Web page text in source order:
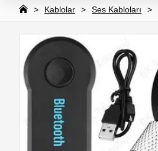
Kablolar Ses Kabloları